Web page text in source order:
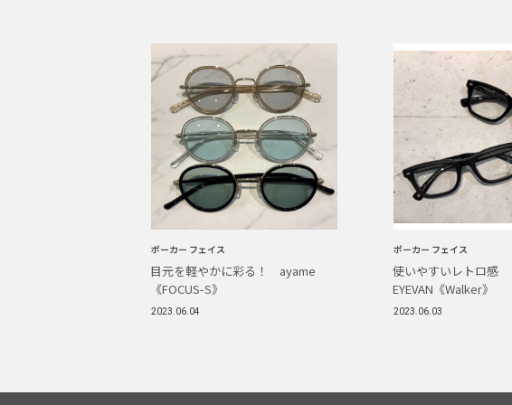
ポーカー フェイス
目元を軽やかに彩る！ ayame
《FOCUS-S》
2023.06.04
ポーカー フェイス
使いやすいレトロ感
EYEVAN《Walker》
2023.06.03